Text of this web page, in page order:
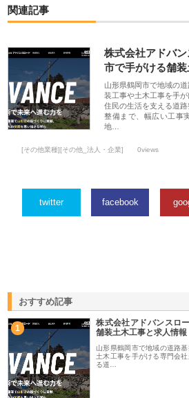
関連記事
株式会社アドバ
市で手がける舗
山形県鶴岡市で地域の
装工事や土木工事を手
住民の生活を支える道
整備まで、幅広い工事
地…
[その他業種][その他_法人・企業] 0views
twitter facebook
おすすめ記事
1
株式会社アドバンスロ
舗装土木工事と求人情報
山形県鶴岡市で地域の道路
土木工事を手がける専門会
る道…